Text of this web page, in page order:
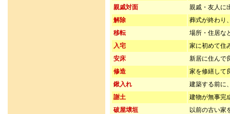
親戚対面
親戚・友人に
解除
葬式が終わり
移転
場所・住居な
入宅
家に初めて住
安床
新居に住んで
修造
家を修繕して
鍬入れ
建築する前に
謝土
建物が無事完
破屋壌垣
以前の古い家